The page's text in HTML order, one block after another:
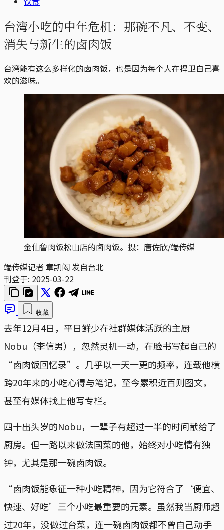
台湾小吃的中年危机：那碗不凡、不变、
消失与新生的卤肉饭
台湾能有这么多样化的卤肉饭，也是因为每个人在捍卫自己喜
欢的滋味。
金仙鲁肉饭松山店的卤肉饭。摄：唐佐欣/端传媒
端传媒记者 章凯闳 发自台北
刊登于: 2025-03-22
收藏
去年12月4日，平日鲜少在社群媒体活跃的主厨
Nobu（李信男），忽然灵机一动，在脸书写起自己的
“卤肉饭回忆录”。几乎以一天一更的频率，连载他横
跨20年来的小吃心得与笔记，至今累积近百则图文，
甚至有媒体找上他写专栏。
四十出头岁的Nobu，一辈子有超过一半的时间献给了
厨房。但一路以来做法国菜的他，始终对小吃情有独
钟，尤其是那一碗卤肉饭。
“卤肉饭能象征一种小吃精神，因为它符合了‘便宜、
快速、好吃’三个小吃最重要的元素。虽然我当厨师超
过20年，没做过台菜，连一碗卤肉饭都不曾自己动手